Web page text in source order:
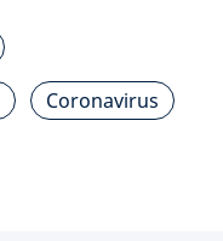
Coronavirus